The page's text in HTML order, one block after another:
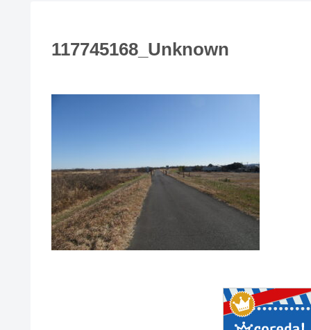
117745168_Unknown